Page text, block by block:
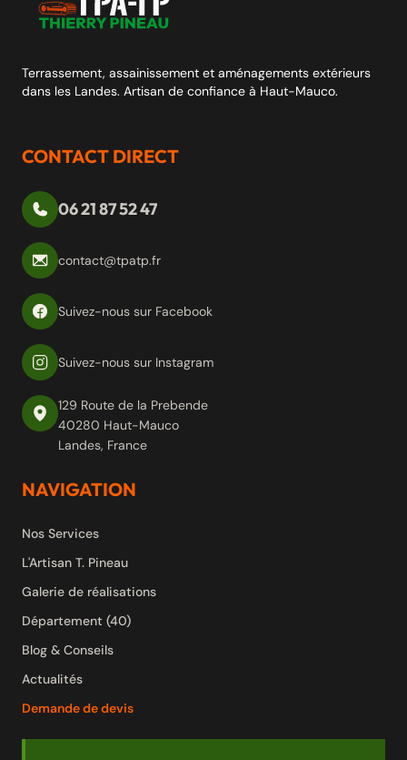
Terrassement, assainissement et aménagements extérieurs
dans les Landes. Artisan de confiance à Haut-Mauco.
CONTACT DIRECT
06 21 87 52 47
contact@tpatp.fr
Suivez-nous sur Facebook
Suivez-nous sur Instagram
129 Route de la Prebende
40280 Haut-Mauco
Landes, France
NAVIGATION
Nos Services
L'Artisan T. Pineau
Galerie de réalisations
Département (40)
Blog & Conseils
Actualités
Demande de devis